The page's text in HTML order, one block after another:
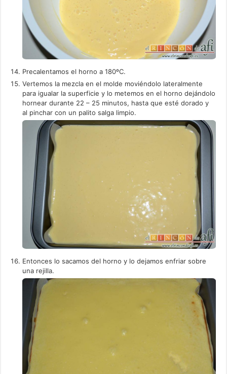
Precalentamos el horno a 180ºC.
Vertemos la mezcla en el molde moviéndolo lateralmente
para igualar la superficie y lo metemos en el horno dejándolo
hornear durante 22 – 25 minutos, hasta que esté dorado y
al pinchar con un palito salga limpio.
Entonces lo sacamos del horno y lo dejamos enfriar sobre
una rejilla.